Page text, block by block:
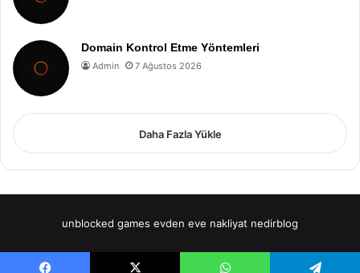
Domain Kontrol Etme Yöntemleri
Admin 7 Ağustos 2026
Daha Fazla Yükle
unblocked games evden eve nakliyat nedirblog